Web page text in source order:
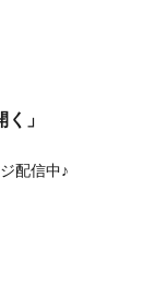
」
配信中♪